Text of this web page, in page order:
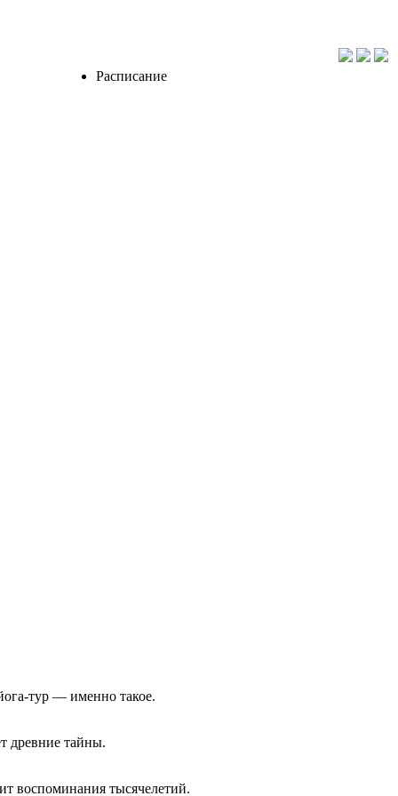
Расписание
тур — именно такое.
древние тайны.
воспоминания тысячелетий.